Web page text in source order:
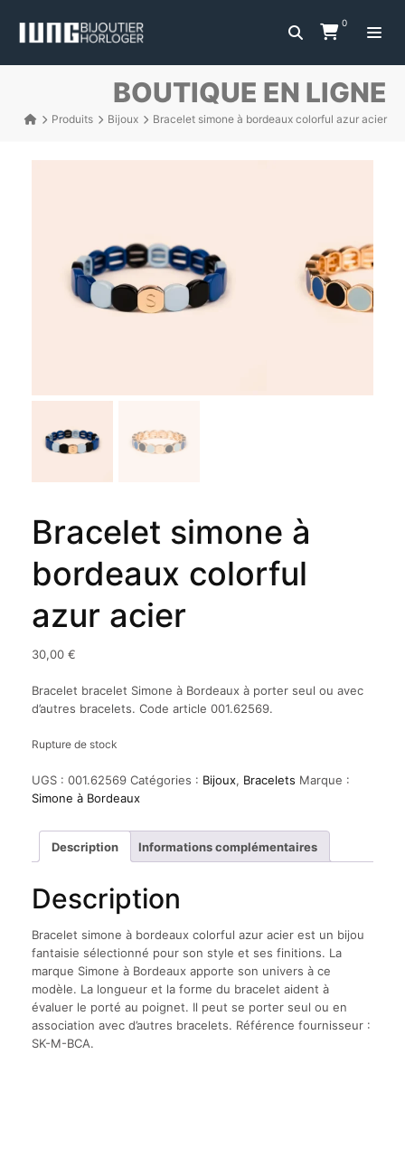
0
BOUTIQUE EN LIGNE
Produits Bijoux Bracelet simone à bordeaux colorful azur acier
Bracelet simone à
bordeaux colorful
azur acier
30,00 €
Bracelet bracelet Simone à Bordeaux à porter seul ou avec
d’autres bracelets. Code article 001.62569.
Rupture de stock
UGS : 001.62569 Catégories : Bijoux, Bracelets Marque :
Simone à Bordeaux
Description Informations complémentaires
Description
Bracelet simone à bordeaux colorful azur acier est un bijou
fantaisie sélectionné pour son style et ses finitions. La
marque Simone à Bordeaux apporte son univers à ce
modèle. La longueur et la forme du bracelet aident à
évaluer le porté au poignet. Il peut se porter seul ou en
association avec d’autres bracelets. Référence fournisseur :
SK-M-BCA.